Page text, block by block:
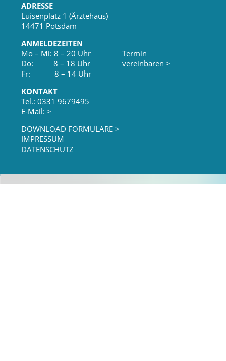
ADRESSE
Luisenplatz 1 (Ärztehaus)
14471 Potsdam
ANMELDEZEITEN
Mo – Mi: 8 – 20 Uhr
Do: 8 – 18 Uhr
Fr: 8 – 14 Uhr
Termin
vereinbaren >
KONTAKT
Tel.: 0331 9679495
E-Mail: >
DOWNLOAD FORMULARE >
IMPRESSUM
DATENSCHUTZ